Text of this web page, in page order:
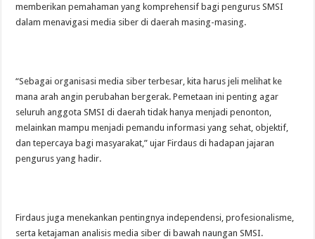
memberikan pemahaman yang komprehensif bagi pengurus SMSI
dalam menavigasi media siber di daerah masing-masing.
“Sebagai organisasi media siber terbesar, kita harus jeli melihat ke
mana arah angin perubahan bergerak. Pemetaan ini penting agar
seluruh anggota SMSI di daerah tidak hanya menjadi penonton,
melainkan mampu menjadi pemandu informasi yang sehat, objektif,
dan tepercaya bagi masyarakat,” ujar Firdaus di hadapan jajaran
pengurus yang hadir.
Firdaus juga menekankan pentingnya independensi, profesionalisme,
serta ketajaman analisis media siber di bawah naungan SMSI.